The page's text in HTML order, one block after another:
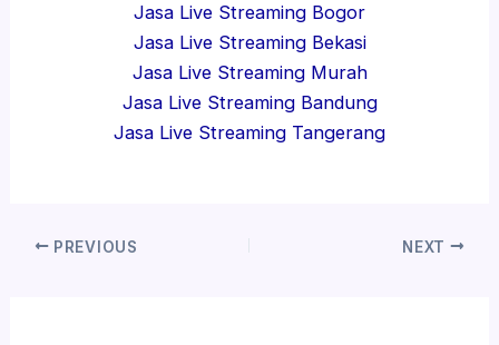
Jasa Live Streaming Bogor
Jasa Live Streaming Bekasi
Jasa Live Streaming Murah
Jasa Live Streaming Bandung
Jasa Live Streaming Tangerang
PREVIOUS NEXT